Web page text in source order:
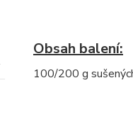
Obsah balení:
100/200 g